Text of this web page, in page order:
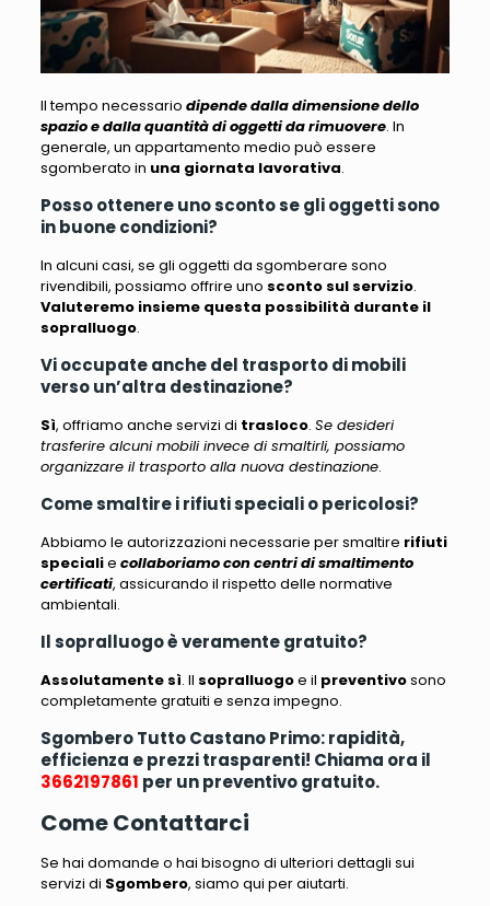
Il tempo necessario dipende dalla dimensione dello
spazio e dalla quantità di oggetti da rimuovere. In
generale, un appartamento medio può essere
sgomberato in una giornata lavorativa.
Posso ottenere uno sconto se gli oggetti sono
in buone condizioni?
In alcuni casi, se gli oggetti da sgomberare sono
rivendibili, possiamo offrire uno sconto sul servizio.
Valuteremo insieme questa possibilità durante il
sopralluogo.
Vi occupate anche del trasporto di mobili
verso un’altra destinazione?
Sì, offriamo anche servizi di trasloco. Se desideri
trasferire alcuni mobili invece di smaltirli, possiamo
organizzare il trasporto alla nuova destinazione.
Come smaltire i rifiuti speciali o pericolosi?
Abbiamo le autorizzazioni necessarie per smaltire rifiuti
specialie collaboriamo con centri di smaltimento
certificati, assicurando il rispetto delle normative
ambientali.
Il sopralluogo è veramente gratuito?
Assolutamente sì. Il sopralluogoe il preventivosono
completamente gratuiti e senza impegno.
Sgombero Tutto Castano Primo: rapidità,
efficienza e prezzi trasparenti! Chiama ora il
3662197861 per un preventivo gratuito.
Come Contattarci
Se hai domande o hai bisogno di ulteriori dettagli sui
servizi di Sgombero, siamo qui per aiutarti.